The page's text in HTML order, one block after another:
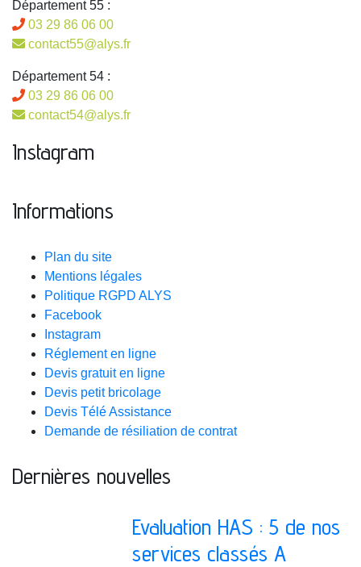
Département 55 :
03 29 86 06 00
contact55@alys.fr
Département 54 :
03 29 86 06 00
contact54@alys.fr
Instagram
Informations
Plan du site
Mentions légales
Politique RGPD ALYS
Facebook
Instagram
Réglement en ligne
Devis gratuit en ligne
Devis petit bricolage
Devis Télé Assistance
Demande de résiliation de contrat
Dernières nouvelles
Evaluation HAS : 5 de nos
services classés A